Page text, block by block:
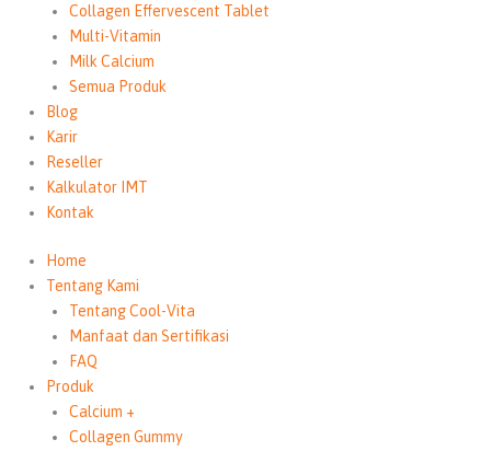
Collagen Effervescent Tablet
Multi-Vitamin
Milk Calcium
Semua Produk
Blog
Karir
Reseller
Kalkulator IMT
Kontak
Home
Tentang Kami
Tentang Cool-Vita
Manfaat dan Sertifikasi
FAQ
Produk
Calcium +
Collagen Gummy